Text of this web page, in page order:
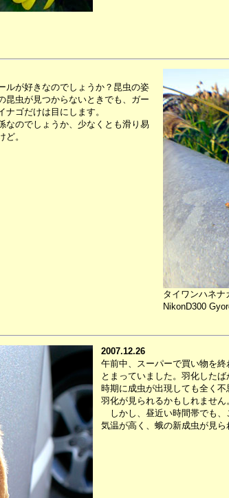
ルが好きなのでしょうか？昆虫の姿
昆虫が見つからないときでも、ガー
ナゴだけは目にします。
のでしょうか、少なくとも滑り易
。
タイワンハネナ
NikonD300
2007.12.26
午前中、スーパーで買い物を
とまっていました。羽化した
時期に成虫が出現しても全く
羽化が見られるかもしれません。
しかし、昼近い時間帯でも、
気温が高く、蛾の新成虫が見ら